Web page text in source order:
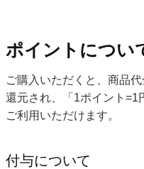
ポイントについ
ご購入いただくと、商品
還元され、「1ポイント=1
ご利用いただけます。
付与について